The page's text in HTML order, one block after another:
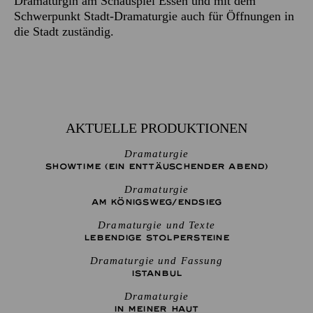
Schwerpunkt Stadt-Dramaturgie auch für Öffnungen in
die Stadt zuständig.
AKTUELLE PRODUKTIONEN
Dramaturgie
SHOW­TIME (EIN ENT­TÄU­SCHEN­DER ABEND)
Dramaturgie
AM KÖNIGS­WEG/­END­SIEG
Dramaturgie und Texte
LEBENDIGE STOLPER­STEINE
Dramaturgie und Fassung
ISTANBUL
Dramaturgie
IN MEINER HAUT